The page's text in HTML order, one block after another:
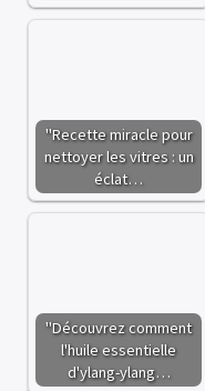
"Recette miracle pour
nettoyer les vitres : un
éclat…
"Découvrez comment
l'huile essentielle
d'ylang-ylang…